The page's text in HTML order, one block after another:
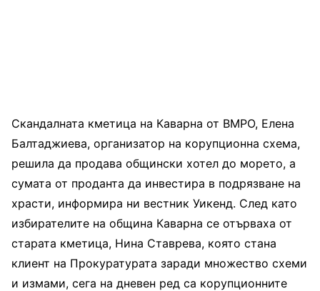
Скандалната кметица на Каварна от ВМРО, Елена
Балтаджиева, организатор на корупционна схема,
решила да продава общински хотел до морето, а
сумата от проданта да инвестира в подрязване на
храсти, информира ни вестник Уикенд. След като
избирателите на община Каварна се отърваха от
старата кметица, Нина Ставрева, която стана
клиент на Прокуратурата заради множество схеми
и измами, сега на дневен ред са корупционните